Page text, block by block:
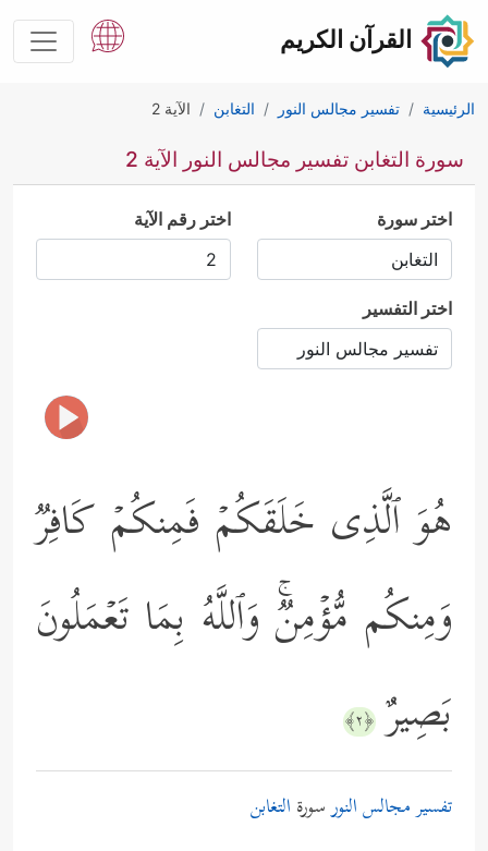
القرآن الكريم
الرئيسية تفسير مجالس النور التغابن الآية 2
سورة التغابن تفسير مجالس النور الآية 2
اختر سورة اختر رقم الآية
اختر التفسير
هُوَ ٱلَّذِی خَلَقَكُمۡ فَمِنكُمۡ كَافِرࣱ
وَمِنكُم مُّؤۡمِنࣱۚ وَٱللَّهُ بِمَا تَعۡمَلُونَ
بَصِیرٌ ﴿٢﴾
تفسير مجالس النورسورة التغابن